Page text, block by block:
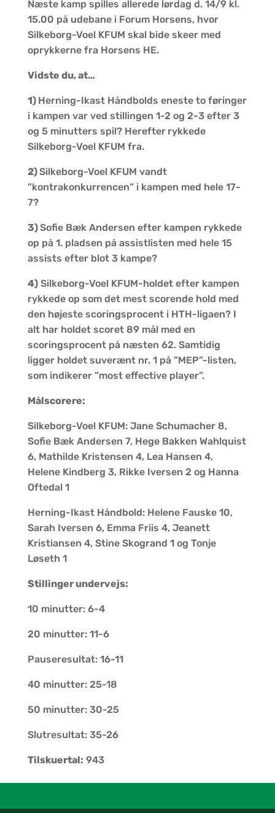
Næste kamp spilles allerede lørdag d. 14/9 kl.
15.00 på udebane i Forum Horsens, hvor
Silkeborg-Voel KFUM skal bide skeer med
oprykkerne fra Horsens HE.
Vidste du, at…
1) Herning-Ikast Håndbolds eneste to føringer
i kampen var ved stillingen 1-2 og 2-3 efter 3
og 5 minutters spil? Herefter rykkede
Silkeborg-Voel KFUM fra.
2)Silkeborg-Voel KFUM vandt
”kontrakonkurrencen” i kampen med hele 17-
7?
3)Sofie Bæk Andersen efter kampen rykkede
op på 1. pladsen på assistlisten med hele 15
assists efter blot 3 kampe?
4)Silkeborg-Voel KFUM-holdet efter kampen
rykkede op som det mest scorende hold med
den højeste scoringsprocent i HTH-ligaen? I
alt har holdet scoret 89 mål med en
scoringsprocent på næsten 62. Samtidig
ligger holdet suverænt nr. 1 på ”MEP”-listen,
som indikerer ”most effective player”.
Målscorere:
Silkeborg-Voel KFUM: Jane Schumacher 8,
Sofie Bæk Andersen 7, Hege Bakken Wahlquist
6, Mathilde Kristensen 4, Lea Hansen 4,
Helene Kindberg 3, Rikke Iversen 2 og Hanna
Oftedal 1
Herning-Ikast Håndbold: Helene Fauske 10,
Sarah Iversen 6, Emma Friis 4, Jeanett
Kristiansen 4, Stine Skogrand 1 og Tonje
Løseth 1
Stillinger undervejs:
10 minutter: 6-4
20 minutter: 11-6
Pauseresultat: 16-11
40 minutter: 25-18
50 minutter: 30-25
Slutresultat: 35-26
Tilskuertal: 943